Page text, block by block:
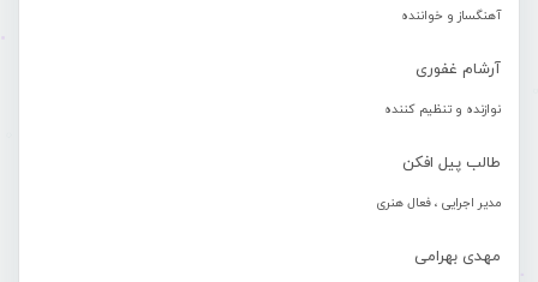
آهنگساز و خواننده
آرشام غفوری
نوازنده و تنظیم کننده
طالب پیل افکن
مدیر اجرایی ، فعال هنری
مهدی بهرامی